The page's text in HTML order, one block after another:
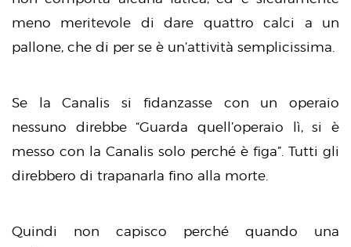
meno meritevole di dare quattro calci a un
pallone, che di per se è un’attività semplicissima.
Se la Canalis si fidanzasse con un operaio
nessuno direbbe “Guarda quell’operaio lì, si è
messo con la Canalis solo perché è figa”. Tutti gli
direbbero di trapanarla fino alla morte.
Quindi non capisco perché quando una